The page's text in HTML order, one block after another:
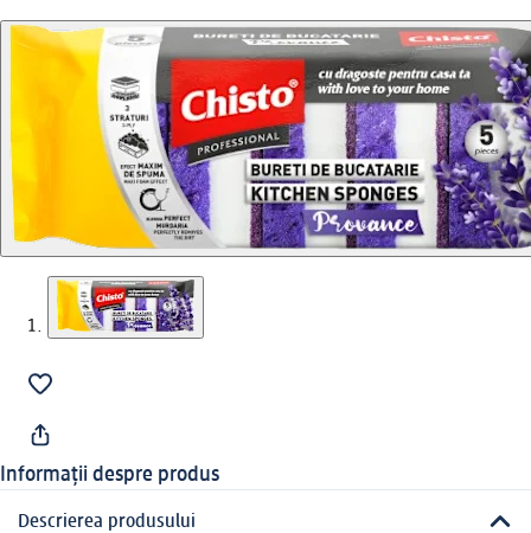
Informații despre produs
Descrierea produsului